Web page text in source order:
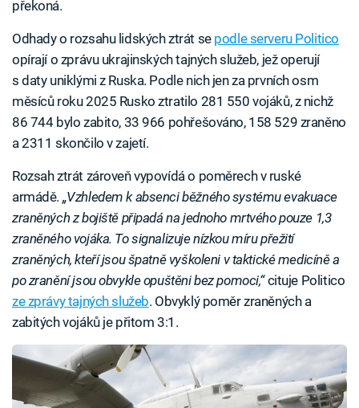
překoná.
Odhady o rozsahu lidských ztrát se podle serveru Politico
opírají o zprávu ukrajinských tajných služeb, jež operují
s daty uniklými z Ruska. Podle nich jen za prvních osm
měsíců roku 2025 Rusko ztratilo 281 550 vojáků, z nichž
86 744 bylo zabito, 33 966 pohřešováno, 158 529 zraněno
a 2311 skončilo v zajetí.
Rozsah ztrát zároveň vypovídá o poměrech v ruské
armádě. „Vzhledem k absenci běžného systému evakuace
zraněných z bojiště připadá na jednoho mrtvého pouze 1,3
zraněného vojáka. To signalizuje nízkou míru přežití
zraněných, kteří jsou špatně vyškoleni v taktické medicíně a
po zranění jsou obvykle opuštěni bez pomoci,“cituje Politico
ze zprávy tajných služeb. Obvyklý poměr zraněných a
zabitých vojáků je přitom 3:1.